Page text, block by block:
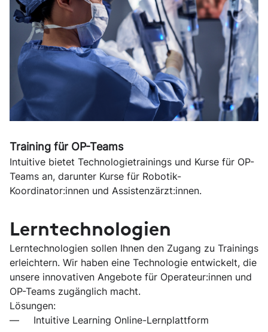
Training für OP-Teams
Intuitive bietet Technologietrainings und Kurse für OP-
Teams an, darunter Kurse für Robotik-
Koordinator:innen und Assistenzärzt:innen.
Lerntechnologien
Lerntechnologien sollen Ihnen den Zugang zu Trainings
erleichtern. Wir haben eine Technologie entwickelt, die
unsere innovativen Angebote für Operateur:innen und
OP-Teams zugänglich macht.
Lösungen:
Intuitive Learning Online-Lernplattform